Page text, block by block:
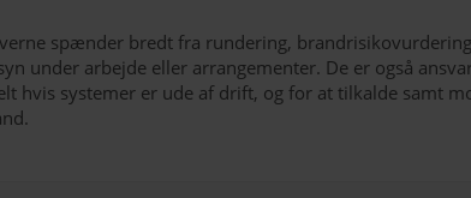
spænder bredt fra rundering,
under arbejde eller arrangementer. De er også
hvis systemer er ude af drift, og for at tilkalde samt